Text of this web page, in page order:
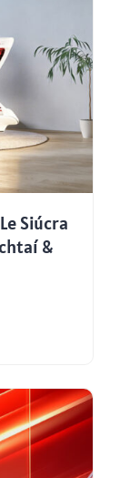
Siúcra
&